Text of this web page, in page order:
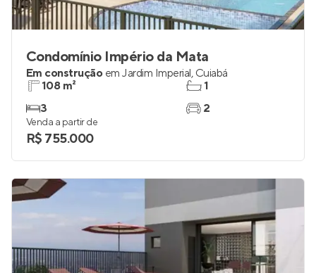
Condomínio Império da Mata
Em construção em Jardim Imperial, Cuiabá
108 m²
3
1
2
Venda a partir de
R$ 755.000